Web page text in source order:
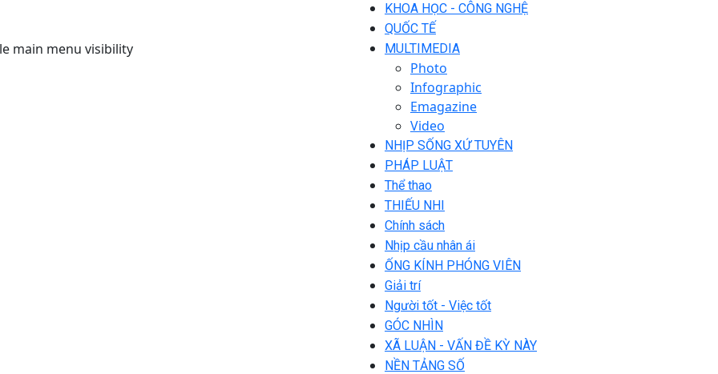
main menu visibility
KHOA HỌC - CÔNG NGHỆ
QUỐC TẾ
MULTIMEDIA
Photo
Infographic
Emagazine
Video
NHỊP SỐNG XỨ TUYÊN
PHÁP LUẬT
Thể thao
THIẾU NHI
Chính sách
Nhịp cầu nhân ái
ỐNG KÍNH PHÓNG VIÊN
Giải trí
Người tốt - Việc tốt
GÓC NHÌN
XÃ LUẬN - VẤN ĐỀ KỲ NÀY
NỀN TẢNG SỐ